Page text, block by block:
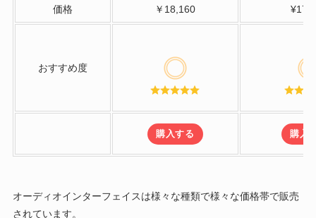
価格 ￥18,160
おすすめ度
購入する 購入
オーディオインターフェイスは様々な種類で様々な価格帯で販売
されています。